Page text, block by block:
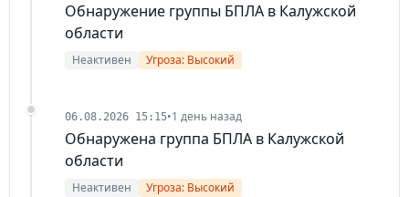
Обнаружение группы БПЛА в Калужской
области
Неактивен Угроза: Высокий
06.08.2026 15:15•1 день назад
Обнаружена группа БПЛА в Калужской
области
Неактивен Угроза: Высокий